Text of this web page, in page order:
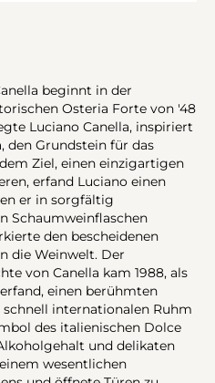
beginnt in der
Osteria Forte von '48
Luciano Canella, inspiriert
den Grundstein für das
Ziel, einen einzigartigen
erfand Luciano einen
er in sorgfältig
Schaumweinflaschen
den bescheidenen
die Weinwelt. Der
von Canella kam 1988, als
einen berühmten
internationalen Ruhm
des italienischen Dolce
und delikaten
wesentlichen